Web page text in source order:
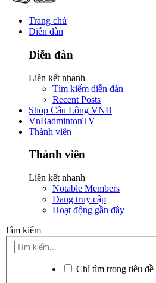
Trang chủ
Diễn đàn
Diễn đàn
Liên kết nhanh
Tìm kiếm diễn đàn
Recent Posts
Shop Cầu Lông VNB
VnBadmintonTV
Thành viên
Thành viên
Liên kết nhanh
Notable Members
Đang truy cập
Hoạt động gần đây
Tìm kiếm
Chỉ tìm trong tiêu đề